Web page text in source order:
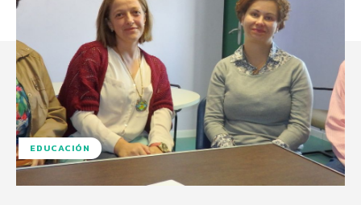
EDUCACIÓN